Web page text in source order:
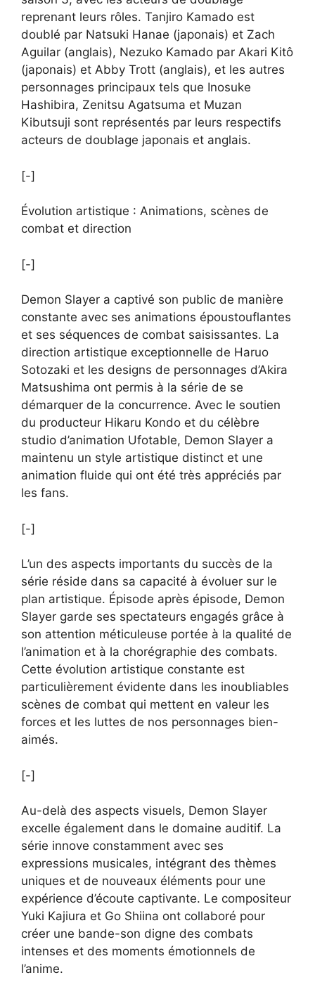
reprenant leurs rôles. Tanjiro Kamado est
doublé par Natsuki Hanae (japonais) et Zach
Aguilar (anglais), Nezuko Kamado par Akari Kitô
(japonais) et Abby Trott (anglais), et les autres
personnages principaux tels que Inosuke
Hashibira, Zenitsu Agatsuma et Muzan
Kibutsuji sont représentés par leurs respectifs
acteurs de doublage japonais et anglais.
[-]
Évolution artistique : Animations, scènes de
combat et direction
[-]
Demon Slayer a captivé son public de manière
constante avec ses animations époustouflantes
et ses séquences de combat saisissantes. La
direction artistique exceptionnelle de Haruo
Sotozaki et les designs de personnages d’Akira
Matsushima ont permis à la série de se
démarquer de la concurrence. Avec le soutien
du producteur Hikaru Kondo et du célèbre
studio d’animation Ufotable, Demon Slayer a
maintenu un style artistique distinct et une
animation fluide qui ont été très appréciés par
les fans.
[-]
L’un des aspects importants du succès de la
série réside dans sa capacité à évoluer sur le
plan artistique. Épisode après épisode, Demon
Slayer garde ses spectateurs engagés grâce à
son attention méticuleuse portée à la qualité de
l’animation et à la chorégraphie des combats.
Cette évolution artistique constante est
particulièrement évidente dans les inoubliables
scènes de combat qui mettent en valeur les
forces et les luttes de nos personnages bien-
aimés.
[-]
Au-delà des aspects visuels, Demon Slayer
excelle également dans le domaine auditif. La
série innove constamment avec ses
expressions musicales, intégrant des thèmes
uniques et de nouveaux éléments pour une
expérience d’écoute captivante. Le compositeur
Yuki Kajiura et Go Shiina ont collaboré pour
créer une bande-son digne des combats
intenses et des moments émotionnels de
l’anime.